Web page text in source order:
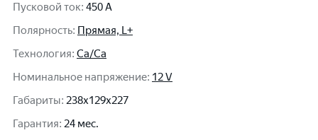
Пусковой ток: 450 A
Полярность: Прямая, L+
Технология: Ca/Ca
Номинальное напряжение: 12 V
Габариты: 238x129x227
Гарантия: 24 мес.